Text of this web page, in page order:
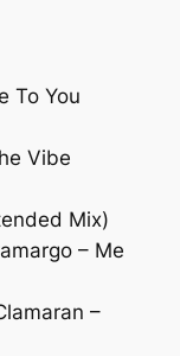
To You
Vibe
Mix)
– Me
–